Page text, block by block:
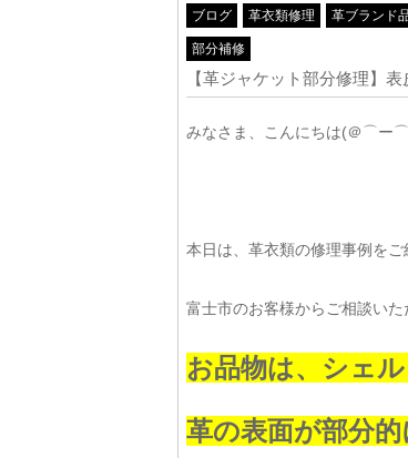
ブログ 革衣類修理 革ブランド
部分補修
【革ジャケット部分修理】
みなさま、こんにちは(＠⌒ー
本日は、革衣類の修理事例をご
富士市のお客様からご相談いた
お品物は、シェ
革の表面が部分